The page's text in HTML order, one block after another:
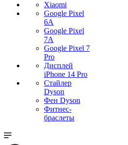
Xiaomi
Google Pixel
6A
Google Pixel
7А
Google Pixel 7
Pro
Дисплей
iPhone 14 Pro
Стайлер
Dyson
Фен Dyson
Фитнес-
браслеты